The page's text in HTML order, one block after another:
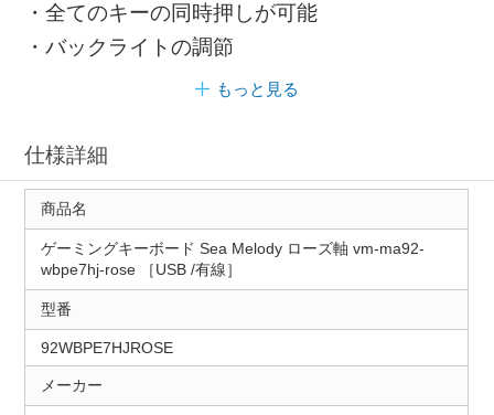
・全てのキーの同時押しが可能
・バックライトの調節
もっと見る
仕様詳細
商品名
ゲーミングキーボード Sea Melody ローズ軸 vm-ma92-
wbpe7hj-rose ［USB /有線］
型番
92WBPE7HJROSE
メーカー